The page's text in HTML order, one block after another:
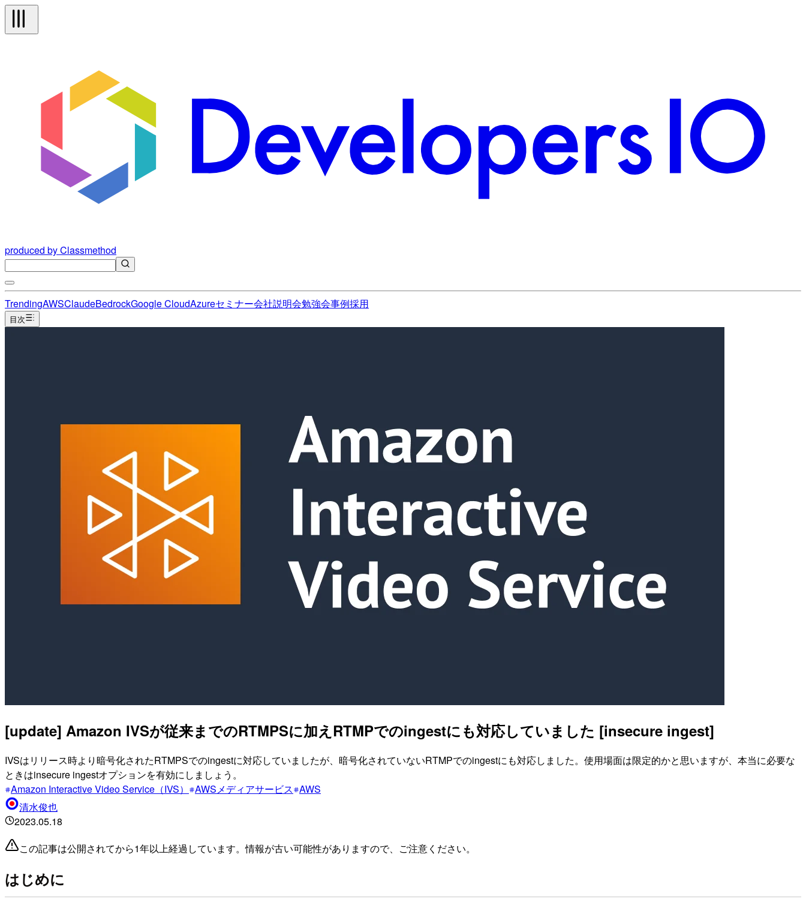
produced by Classmethod
TrendingAWSClaudeBedrockGoogle CloudAzureセミナー会社説明会勉強会事例採用
目次
[update] Amazon IVSが従来までのRTMPSに加えRTMPでのingestにも対応していました [insecure ingest]
IVSはリリース時より暗号化されたRTMPSでのingestに対応していましたが、暗号化されていないRTMPでのingestにも対応しました。使用場面は限定的かと思いますが、本当に必要な
ときはinsecure ingestオプションを有効にしましょう。
Amazon Interactive Video Service（IVS）
AWSメディアサービス AWS
清水俊也
2023.05.18
この記事は公開されてから1年以上経過しています。情報が古い可能性がありますので、ご注意ください。
はじめに